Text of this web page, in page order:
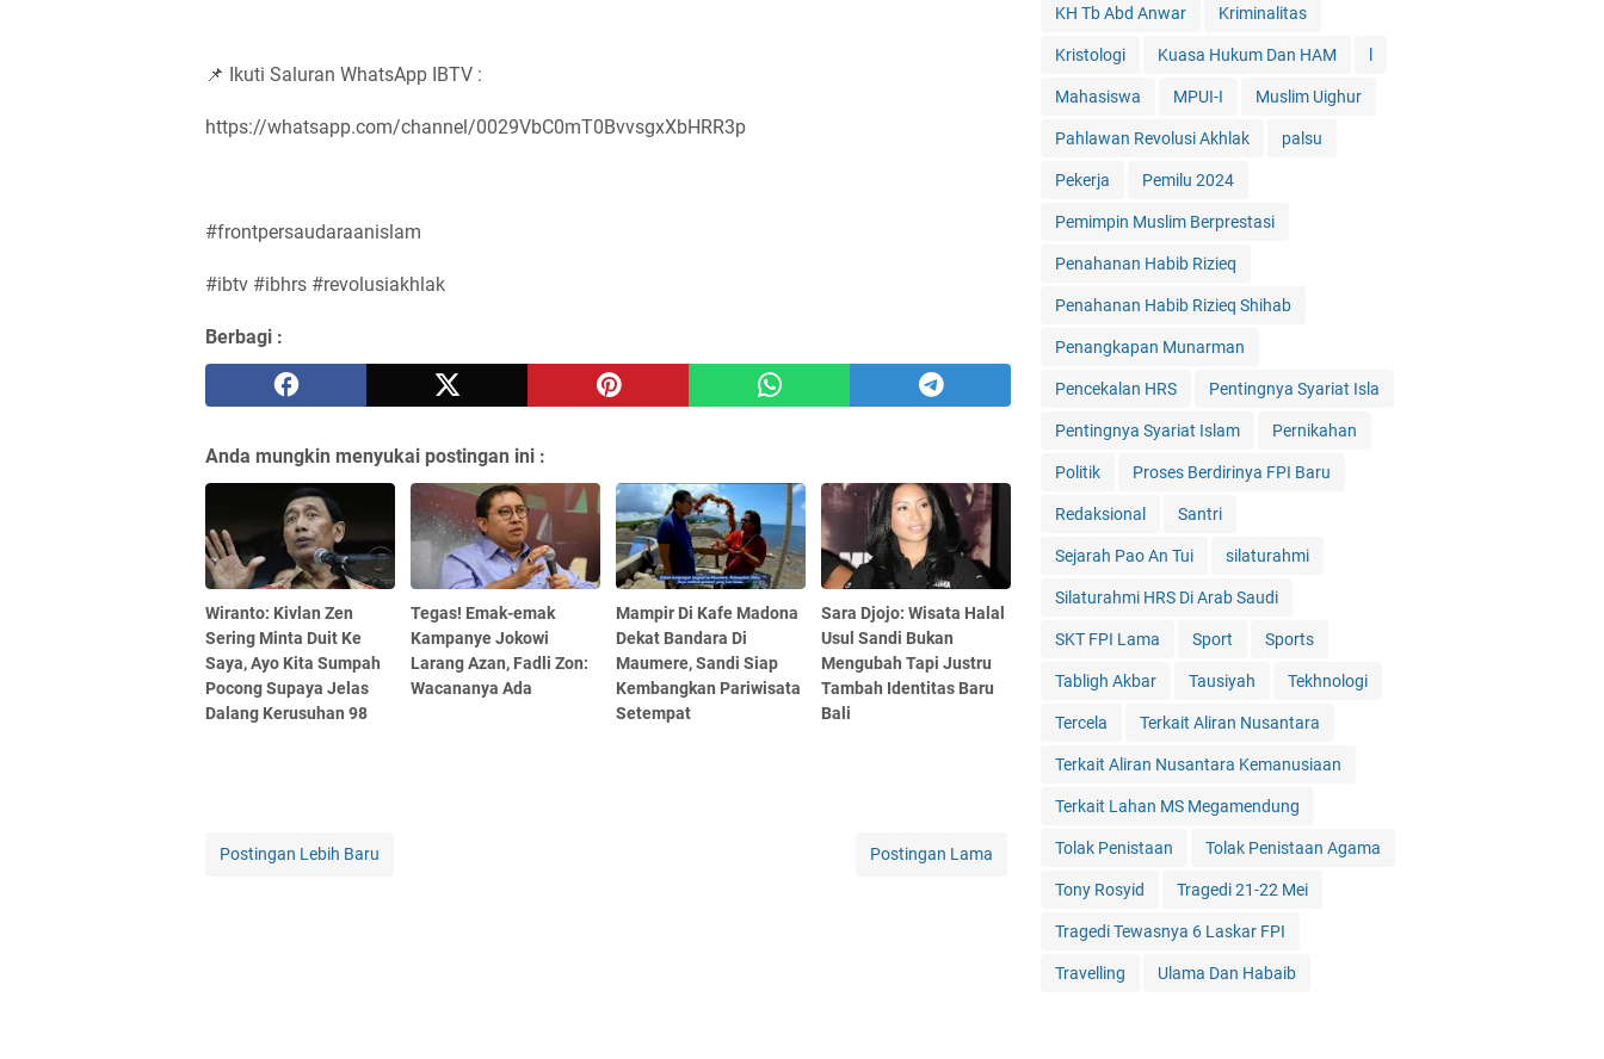
📌 Ikuti Saluran WhatsApp IBTV :
https://whatsapp.com/channel/0029VbC0mT0BvvsgxXbHRR3p
#frontpersaudaraanislam
#ibtv #ibhrs #revolusiakhlak
Berbagi :
Anda mungkin menyukai postingan ini :
Wiranto: Kivlan Zen
Sering Minta Duit Ke
Saya, Ayo Kita Sumpah
Pocong Supaya Jelas
Dalang Kerusuhan 98
Tegas! Emak-emak
Kampanye Jokowi
Larang Azan, Fadli Zon:
Wacananya Ada
Mampir Di Kafe Madona
Dekat Bandara Di
Maumere, Sandi Siap
Kembangkan Pariwisata
Setempat
Sara Djojo: Wisata Halal
Usul Sandi Bukan
Mengubah Tapi Justru
Tambah Identitas Baru
Bali
Postingan Lebih Baru Postingan Lama
KH Tb Abd Anwar Kriminalitas
Kristologi Kuasa Hukum Dan HAM
Mahasiswa MPUI-I Muslim Uighur
Pahlawan Revolusi Akhlak palsu
Pekerja Pemilu 2024
Pemimpin Muslim Berprestasi
Penahanan Habib Rizieq
Penahanan Habib Rizieq Shihab
Penangkapan Munarman
Pencekalan HRS Pentingnya Syariat Isla
Pentingnya Syariat Islam Pernikahan
Politik Proses Berdirinya FPI Baru
Redaksional Santri
Sejarah Pao An Tui silaturahmi
Silaturahmi HRS Di Arab Saudi
SKT FPI Lama Sport Sports
Tabligh Akbar Tausiyah Tekhnologi
Tercela Terkait Aliran Nusantara
Terkait Aliran Nusantara Kemanusiaan
Terkait Lahan MS Megamendung
Tolak Penistaan Tolak Penistaan Agama
Tony Rosyid Tragedi 21-22 Mei
Tragedi Tewasnya 6 Laskar FPI
Travelling Ulama Dan Habaib